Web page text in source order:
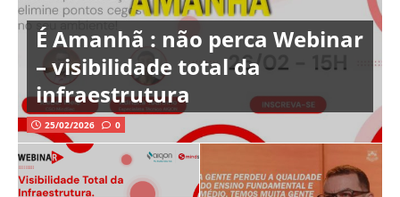
É Amanhã : não perca Webinar
– visibilidade total da
infraestrutura
25/02/2026 0